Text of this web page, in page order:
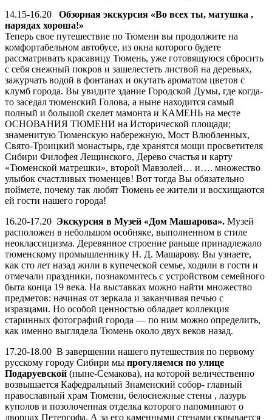
14.15-16.20 Обзорная экскурсия «Во всех ты, матушка ,
нарядах хороша!»
Теперь свое путешествие по Тюмени вы продолжите на
комфортабельном автобусе, из окна которого будете
рассматривать красавицу Тюмень, уже готовящуюся сбросить
с себя снежный покров и зашелестеть листвой на деревьях,
зажурчать водой в фонтанах и окутать ароматом цветов с
клумб города. Вы увидите здание Городской Думы, где когда-
то заседал тюменский Голова, а ныне находится самый
полный и большой скелет мамонта и КАМЕНЬ на месте
ОСНОВАНИЯ ТЮМЕНИ на Исторической площади;
знаменитую Тюменскую набережную, Мост Влюбленных,
Свято-Троицкий монастырь, где хранятся мощи просветителя
Сибири Филофея Лещинского, Дерево счастья и карту
«Тюменской матрешки», второй Мавзолей… и…. множество
улыбок счастливых тюменцев! Вот тогда Вы обязательно
поймете, почему так любят Тюмень ее жители и восхищаются
ей гости нашего города!
16.20-17.20 Экскурсия в Музей «Дом Машарова». Музей
расположен в небольшом особняке, выполненном в стиле
неоклассицизма. Деревянное строение раньше принадлежало
тюменскому промышленнику Н. Д. Машарову. Вы узнаете,
как сто лет назад жили в купеческой семье, ходили в гости и
отмечали праздники, познакомитесь с устройством семейного
быта конца 19 века. На выставках можно найти множество
предметов: начиная от зеркала и заканчивая печью с
изразцами. Но особой ценностью обладает коллекция
старинных фотографий города — по ним можно определить,
как именно выглядела Тюмень около двух веков назад.
17.20-18.00 В завершении нашего путешествия по первому
русскому городу Сибири мы прогуляемся по улице
Подаруевской (ныне-Семакова), на которой величественно
возвышается Кафедральный Знаменский собор- главный
православный храм Тюмени, белоснежные стены , лазурь
куполов и позолоченная отделка которого напоминают о
дворцах Петергофа. А за его каменными стенами скрывается